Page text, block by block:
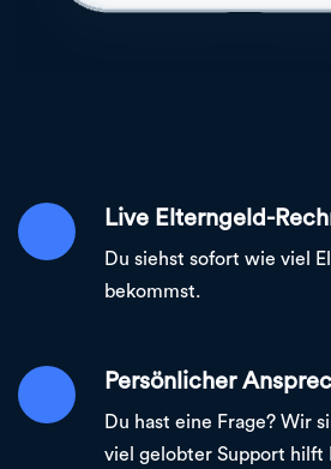
Live Elterngeld-
Du siehst sofort wie viel
bekommst.
Persönlicher
Du hast eine Frage? Wir
viel gelobter Support hilft